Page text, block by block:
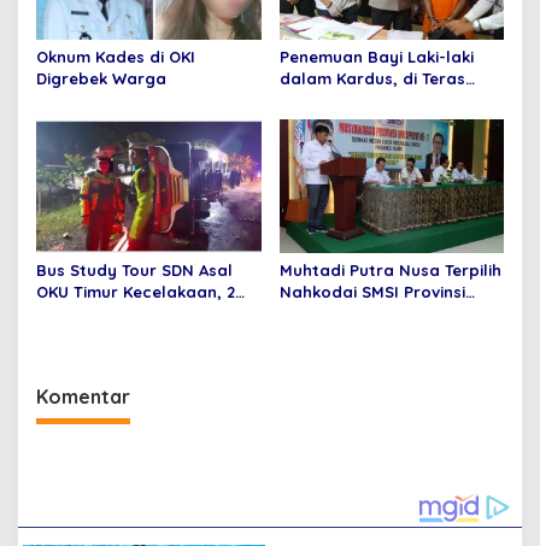
Oknum Kades di OKI
Digrebek Warga
Penemuan Bayi Laki-laki
dalam Kardus, di Teras
Bus Study Tour SDN Asal
OKU Timur Kecelakaan, 2
Muhtadi Putra Nusa Terpilih
Nahkodai SMSI Provinsi
Komentar